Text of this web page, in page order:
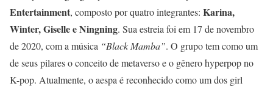
Entertainment, composto por quatro integrantes: Karina,
Winter, Giselle e Ningning. Sua estreia foi em 17 de novembro
de 2020, com a música “Black Mamba”. O grupo tem como um
de seus pilares o conceito de metaverso e o gênero hyperpop no
K-pop. Atualmente, o aespa é reconhecido como um dos girl